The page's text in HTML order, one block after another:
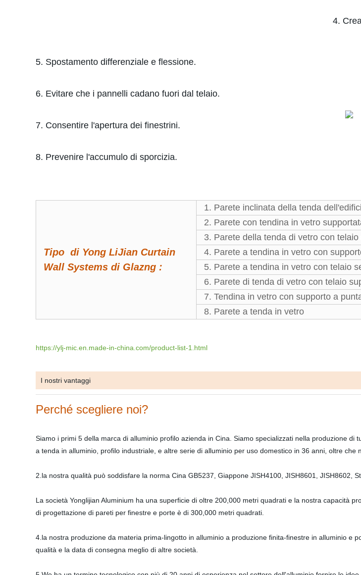
4.
5. Spostamento differenziale e flessione.
6. Evitare che i pannelli cadano fuori dal telaio.
7. Consentire l'apertura dei finestrini.
8. Prevenire l'accumulo di sporcizia.
Tipo di Yong LiJian Curtain
Wall Systems di Glazng :
1. Parete inclinata della tenda
2. Parete con tendina in vetro
3. Parete della tenda di vetro con telaio
4. Parete a tendina in vetro con
5. Parete a tendina in vetro con telaio
6. Parete di tenda di vetro con telaio
7. Tendina in vetro con supporto a
8. Parete a tenda in vetro
https://ylj-mic.en.made-in-china.com/product-list-1.html
I nostri vantaggi
Perché scegliere noi?
Siamo i primi 5 della marca di alluminio profilo azienda in Cina. Siamo specializzati nella produzione
a tenda in alluminio, profilo industriale, e altre serie di alluminio per uso domestico in 36 anni, oltre che
2.la nostra qualità può soddisfare la norma Cina GB5237, Giappone JISH4100, JISH8601, JISH8602,
La società Yonglijian Aluminium ha una superficie di oltre 200,000 metri quadrati e la nostra capacità
di progettazione di pareti per finestre e porte è di 300,000 metri quadrati.
4.la nostra produzione da materia prima-lingotto in alluminio a produzione finita-finestre in alluminio e
qualità e la data di consegna meglio di altre società.